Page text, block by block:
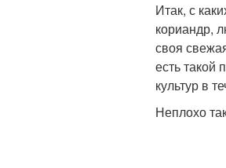
Итак, с
кориандр,
своя
есть такой
культур в
Неплохо